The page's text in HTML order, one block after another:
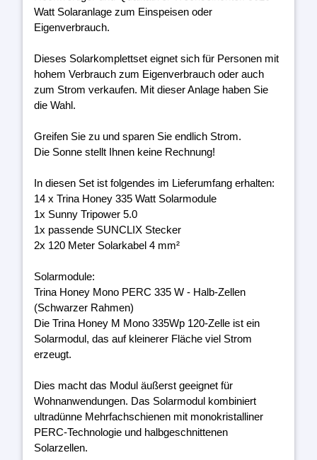
Watt Solaranlage zum Einspeisen oder
Eigenverbrauch.
Dieses Solarkomplettset eignet sich für Personen mit
hohem Verbrauch zum Eigenverbrauch oder auch
zum Strom verkaufen. Mit dieser Anlage haben Sie
die Wahl.
Greifen Sie zu und sparen Sie endlich Strom.
Die Sonne stellt Ihnen keine Rechnung!
In diesen Set ist folgendes im Lieferumfang erhalten:
14 x Trina Honey 335 Watt Solarmodule
1x Sunny Tripower 5.0
1x passende SUNCLIX Stecker
2x 120 Meter Solarkabel 4 mm²
Solarmodule:
Trina Honey Mono PERC 335 W - Halb-Zellen
(Schwarzer Rahmen)
Die Trina Honey M Mono 335Wp 120-Zelle ist ein
Solarmodul, das auf kleinerer Fläche viel Strom
erzeugt.
Dies macht das Modul äußerst geeignet für
Wohnanwendungen. Das Solarmodul kombiniert
ultradünne Mehrfachschienen mit monokristalliner
PERC-Technologie und halbgeschnittenen
Solarzellen.